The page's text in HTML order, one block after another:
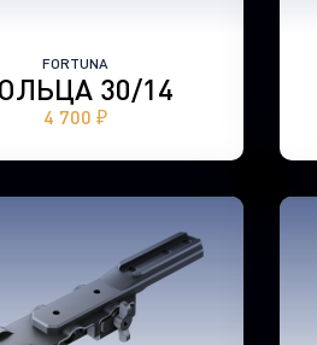
FORTUNA
30/14
4 700 ₽